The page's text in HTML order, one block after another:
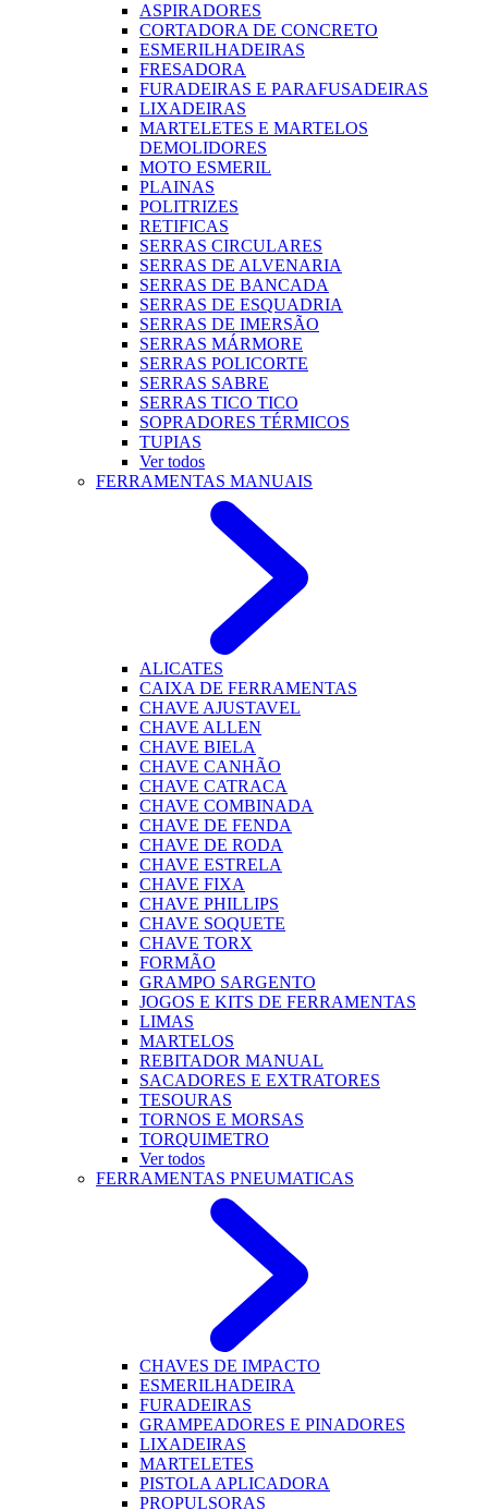
ASPIRADORES
CORTADORA DE CONCRETO
ESMERILHADEIRAS
FRESADORA
FURADEIRAS E PARAFUSADEIRAS
LIXADEIRAS
MARTELETES E MARTELOS
DEMOLIDORES
MOTO ESMERIL
PLAINAS
POLITRIZES
RETIFICAS
SERRAS CIRCULARES
SERRAS DE ALVENARIA
SERRAS DE BANCADA
SERRAS DE ESQUADRIA
SERRAS DE IMERSÃO
SERRAS MÁRMORE
SERRAS POLICORTE
SERRAS SABRE
SERRAS TICO TICO
SOPRADORES TÉRMICOS
TUPIAS
Ver todos
FERRAMENTAS MANUAIS
ALICATES
CAIXA DE FERRAMENTAS
CHAVE AJUSTAVEL
CHAVE ALLEN
CHAVE BIELA
CHAVE CANHÃO
CHAVE CATRACA
CHAVE COMBINADA
CHAVE DE FENDA
CHAVE DE RODA
CHAVE ESTRELA
CHAVE FIXA
CHAVE PHILLIPS
CHAVE SOQUETE
CHAVE TORX
FORMÃO
GRAMPO SARGENTO
JOGOS E KITS DE FERRAMENTAS
LIMAS
MARTELOS
REBITADOR MANUAL
SACADORES E EXTRATORES
TESOURAS
TORNOS E MORSAS
TORQUIMETRO
Ver todos
FERRAMENTAS PNEUMATICAS
CHAVES DE IMPACTO
ESMERILHADEIRA
FURADEIRAS
GRAMPEADORES E PINADORES
LIXADEIRAS
MARTELETES
PISTOLA APLICADORA
PROPULSORAS